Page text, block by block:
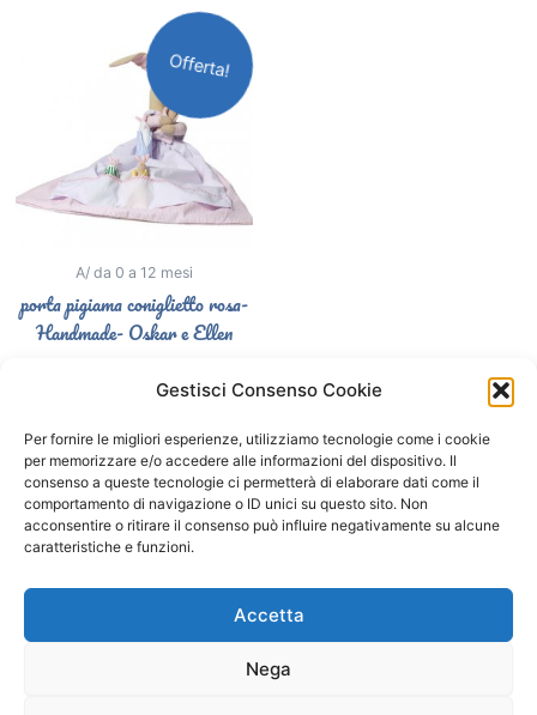
Gestisci Consenso Cookie
Per fornire le migliori esperienze, utilizziamo tecnologie come i cookie
per memorizzare e/o accedere alle informazioni del dispositivo. Il
consenso a queste tecnologie ci permetterà di elaborare dati come il
comportamento di navigazione o ID unici su questo sito. Non
acconsentire o ritirare il consenso può influire negativamente su alcune
caratteristiche e funzioni.
Accetta
Nega
Offerta!
A/ da 0 a 12 mesi
porta pigiama coniglietto rosa-
Handmade- Oskar e Ellen
prezzo
originale
era:
34,90€.
Il
prezzo
attuale
24,90€.
Segui il Gatto Blu sui social
a
c
e
b
n
s
t